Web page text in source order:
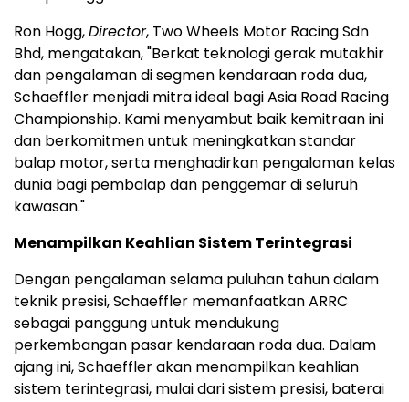
Ron Hogg,Director, Two Wheels Motor Racing Sdn
Bhd, mengatakan, "Berkat teknologi gerak mutakhir
dan pengalaman di segmen kendaraan roda dua,
Schaeffler menjadi mitra ideal bagi Asia Road Racing
Championship. Kami menyambut baik kemitraan ini
dan berkomitmen untuk meningkatkan standar
balap motor, serta menghadirkan pengalaman kelas
dunia bagi pembalap dan penggemar di seluruh
kawasan."
Menampilkan Keahlian Sistem Terintegrasi
Dengan pengalaman selama puluhan tahun dalam
teknik presisi, Schaeffler memanfaatkan ARRC
sebagai panggung untuk mendukung
perkembangan pasar kendaraan roda dua. Dalam
ajang ini, Schaeffler akan menampilkan keahlian
sistem terintegrasi, mulai dari sistem presisi, baterai